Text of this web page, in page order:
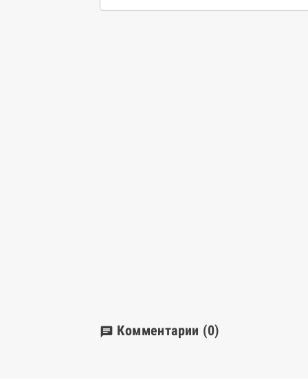
chat Комментарии (0)